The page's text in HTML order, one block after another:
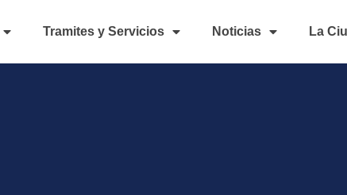
Tramites y Servicios Noticias La